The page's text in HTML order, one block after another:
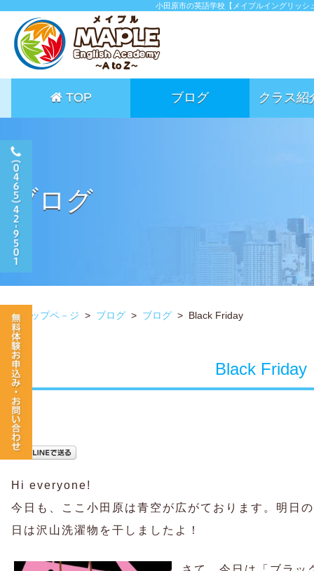
小田原市の英語学校【メイプルイングリッ
TOP ブログ クラス紹
ブログ
トップペ－ジ > ブログ > ブログ > Black Friday
Black Friday
Hi everyone!
今日も、ここ小田原は青空が広がております。明日
日は沢山洗濯物を干しましたよ！